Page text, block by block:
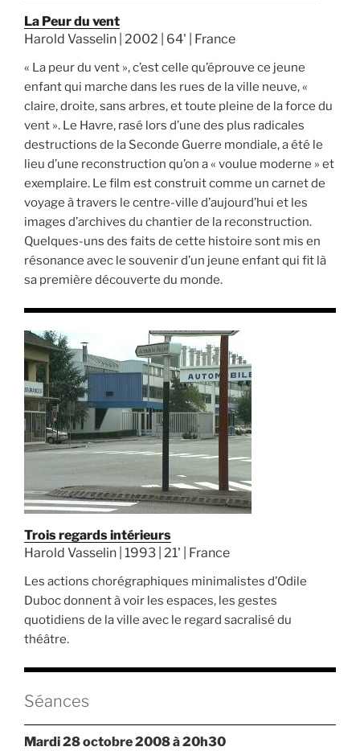
La Peur du vent
Harold Vasselin | 2002 | 64' | France
« La peur du vent », c’est celle qu’éprouve ce jeune
enfant qui marche dans les rues de la ville neuve, «
claire, droite, sans arbres, et toute pleine de la force du
vent ». Le Havre, rasé lors d’une des plus radicales
destructions de la Seconde Guerre mondiale, a été le
lieu d’une reconstruction qu’on a « voulue moderne » et
exemplaire. Le film est construit comme un carnet de
voyage à travers le centre-ville d’aujourd’hui et les
images d’archives du chantier de la reconstruction.
Quelques-uns des faits de cette histoire sont mis en
résonance avec le souvenir d’un jeune enfant qui fit là
sa première découverte du monde.
Trois regards intérieurs
Harold Vasselin | 1993 | 21' | France
Les actions chorégraphiques minimalistes d’Odile
Duboc donnent à voir les espaces, les gestes
quotidiens de la ville avec le regard sacralisé du
théâtre.
Séances
mardi 28 octobre 2008 à 20h30